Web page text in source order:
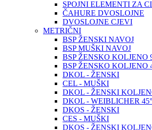
SPOJNI ELEMENTI ZA
ČAHURE DVOSLOJNE
DVOSLOJNE CJEVI
METRIČNI
BSP ŽENSKI NAVOJ
BSP MUŠKI NAVOJ
BSP ŽENSKO KOLJENO
BSP ŽENSKO KOLJENO
DKOL - ŽENSKI
CEL - MUŠKI
DKOL - ŽENSKI
DKOL - WEIBLICHER
DKOS - ŽENSKI
CES - MUŠKI
DKOS - ŽENSKI